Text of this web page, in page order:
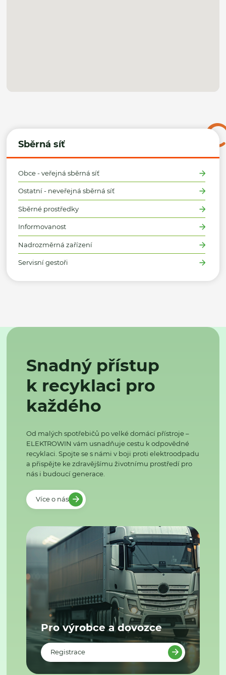
Sběrná síť
Obce - veřejná sběrná síť
Ostatní - neveřejná sběrná síť
Sběrné prostředky
Informovanost
Nadrozměrná zařízení
Servisní gestoři
Snadný přístup
k recyklaci pro
každého
Od malých spotřebičů po velké domácí přístroje –
ELEKTROWIN vám usnadňuje cestu k odpovědné
recyklaci. Spojte se s námi v boji proti elektroodpadu
a přispějte ke zdravějšímu životnímu prostředí pro
nás i budoucí generace.
Více o nás
Pro výrobce a dovozce
Registrace